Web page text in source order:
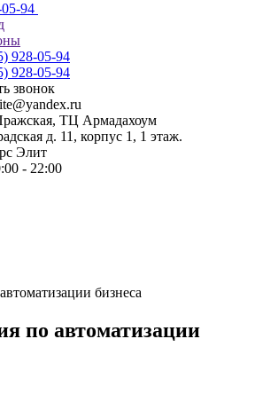
94
928-05-94
928-05-94
звонок
ТЦ Армадахоум
д. 11, корпус 1, 1 этаж.
Элит
- 22:00
бизнеса
по автоматизации